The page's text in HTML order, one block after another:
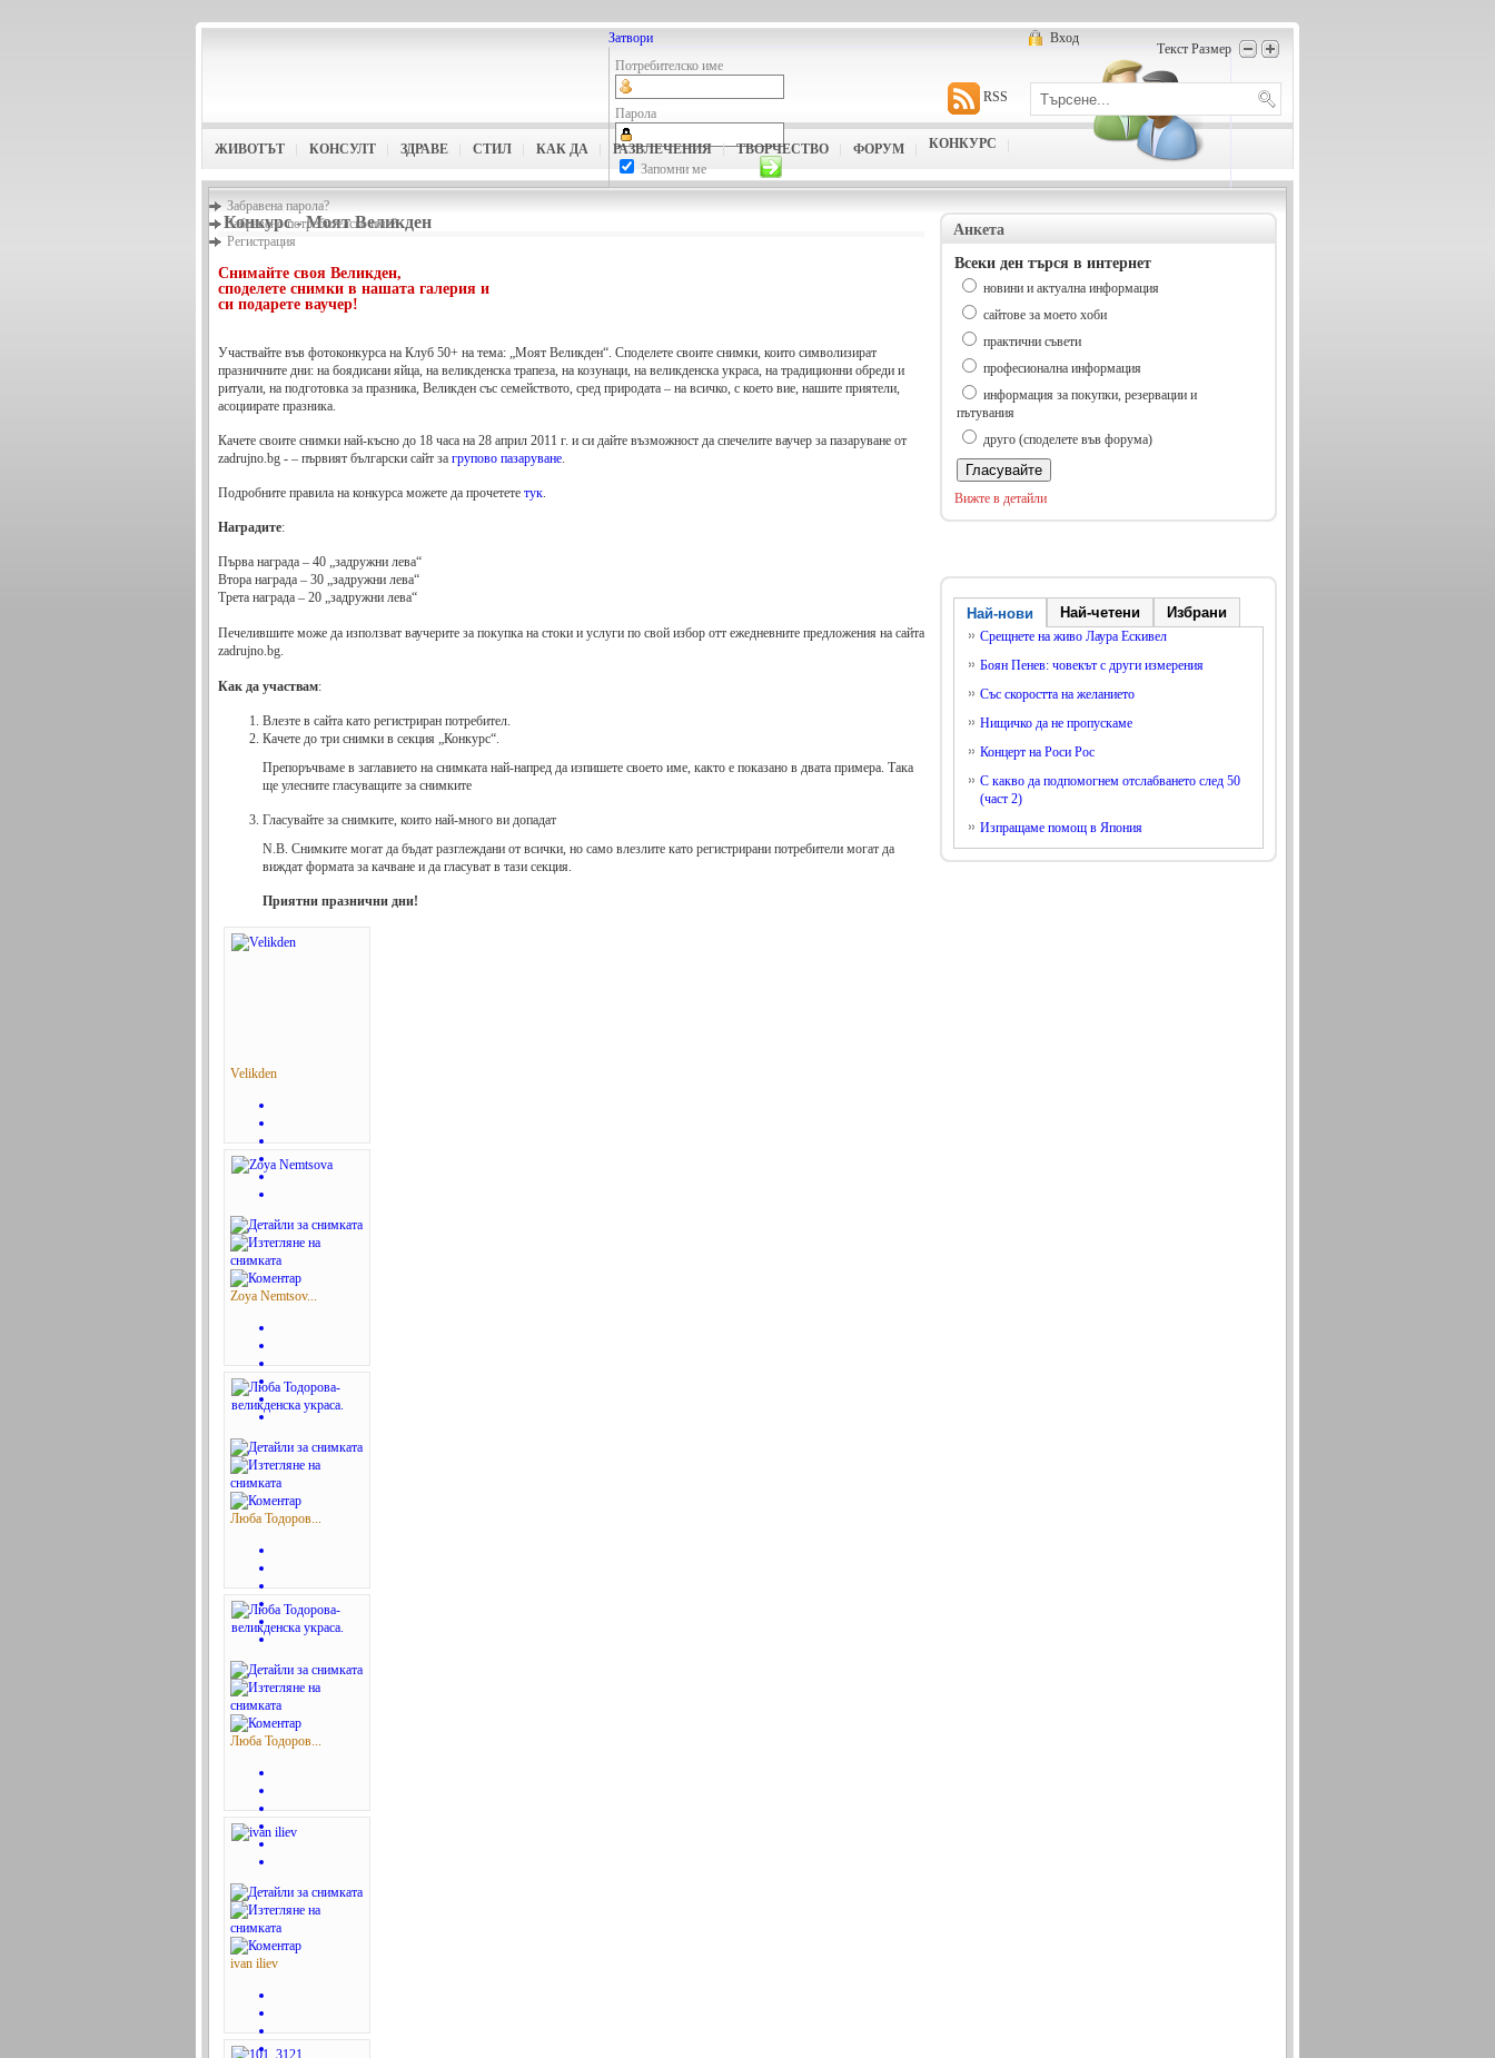
Текст Размер
Вход
Затвори
Потребителско име
Парола
Запомни ме
Забравена парола?
Забравено потребителско име?
Регистрация
RSS
ЖИВОТЪТ КОНСУЛТ ЗДРАВЕ СТИЛ КАК ДА РАЗВЛЕЧЕНИЯ ТВОРЧЕСТВО ФОРУМ КОНКУРС
Анкета
Всеки ден търся в интернет
новини и актуална информация
сайтове за моето хоби
практични съвети
професионална информация
информация за покупки, резервации и
пътувания
друго (споделете във форума)
Вижте в детайли
Най-нови Най-четени Избрани
Срещнете на живо Лаура Ескивел
Боян Пенев: човекът с други измерения
Със скоростта на желанието
Нищичко да не пропускаме
Концерт на Роси Рос
С какво да подпомогнем отслабването след 50
(част 2)
Изпращаме помощ в Япония
Конкурс - Моят Великден
Снимайте своя Великден,
споделете снимки в нашата галерия и
си подарете ваучер!
Участвайте във фотоконкурса на Клуб 50+ на тема: „Моят Великден“. Споделете своите снимки, които символизират
празничните дни: на боядисани яйца, на великденска трапеза, на козунаци, на великденска украса, на традиционни обреди и
ритуали, на подготовка за празника, Великден със семейството, сред природата – на всичко, с което вие, нашите приятели,
асоциирате празника.
Качете своите снимки най-късно до 18 часа на 28 април 2011 г. и си дайте възможност да спечелите ваучер за пазаруване от
zadrujno.bg - – първият български сайт за групово пазаруване.
Подробните правила на конкурса можете да прочетете тук.
Наградите:
Първа награда – 40 „задружни лева“
Втора награда – 30 „задружни лева“
Трета награда – 20 „задружни лева“
Печелившите може да използват ваучерите за покупка на стоки и услуги по свой избор отт ежедневните предложения на сайта
zadrujno.bg.
Как да участвам:
Влезте в сайта като регистриран потребител.
Качете до три снимки в секция „Конкурс“.
Препоръчваме в заглавието на снимката най-напред да изпишете своето име, както е показано в двата примера. Така
ще улесните гласуващите за снимките
Гласувайте за снимките, които най-много ви допадат
N.B. Снимките могат да бъдат разглеждани от всички, но само влезлите като регистрирани потребители могат да
виждат формата за качване и да гласуват в тази секция.
Приятни празнични дни!
Velikden
Zoya Nemtsov...
Люба Тодоров...
Люба Тодоров...
ivan iliev